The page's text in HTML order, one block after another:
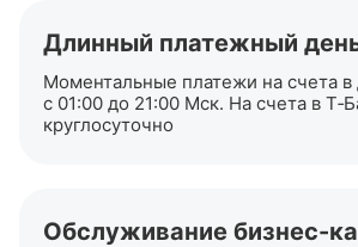
Длинный платежный
Моментальные платежи на счета в
с 01:00 до 21:00 Мск. На счета в
круглосуточно
Обслуживание бизнес-